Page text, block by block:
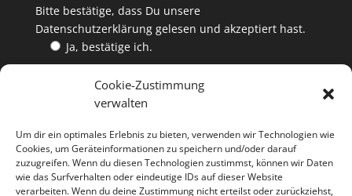
Cookie-Zustimmung
verwalten
Um dir ein optimales Erlebnis zu bieten, verwenden wir Technologien wie
Cookies, um Geräteinformationen zu speichern und/oder darauf
zuzugreifen. Wenn du diesen Technologien zustimmst, können wir Daten
wie das Surfverhalten oder eindeutige IDs auf dieser Website
verarbeiten. Wenn du deine Zustimmung nicht erteilst oder zurückziehst,
Bitte bestätige, dass Du unsere
Datenschutzerklärunggelesen und akzeptiert hast.
Ja, bestätige ich.
Die ETHOS Edition Weine gibt es jeweils solange der
Vorrat reicht bei allen ETHOS-Winzern oder über